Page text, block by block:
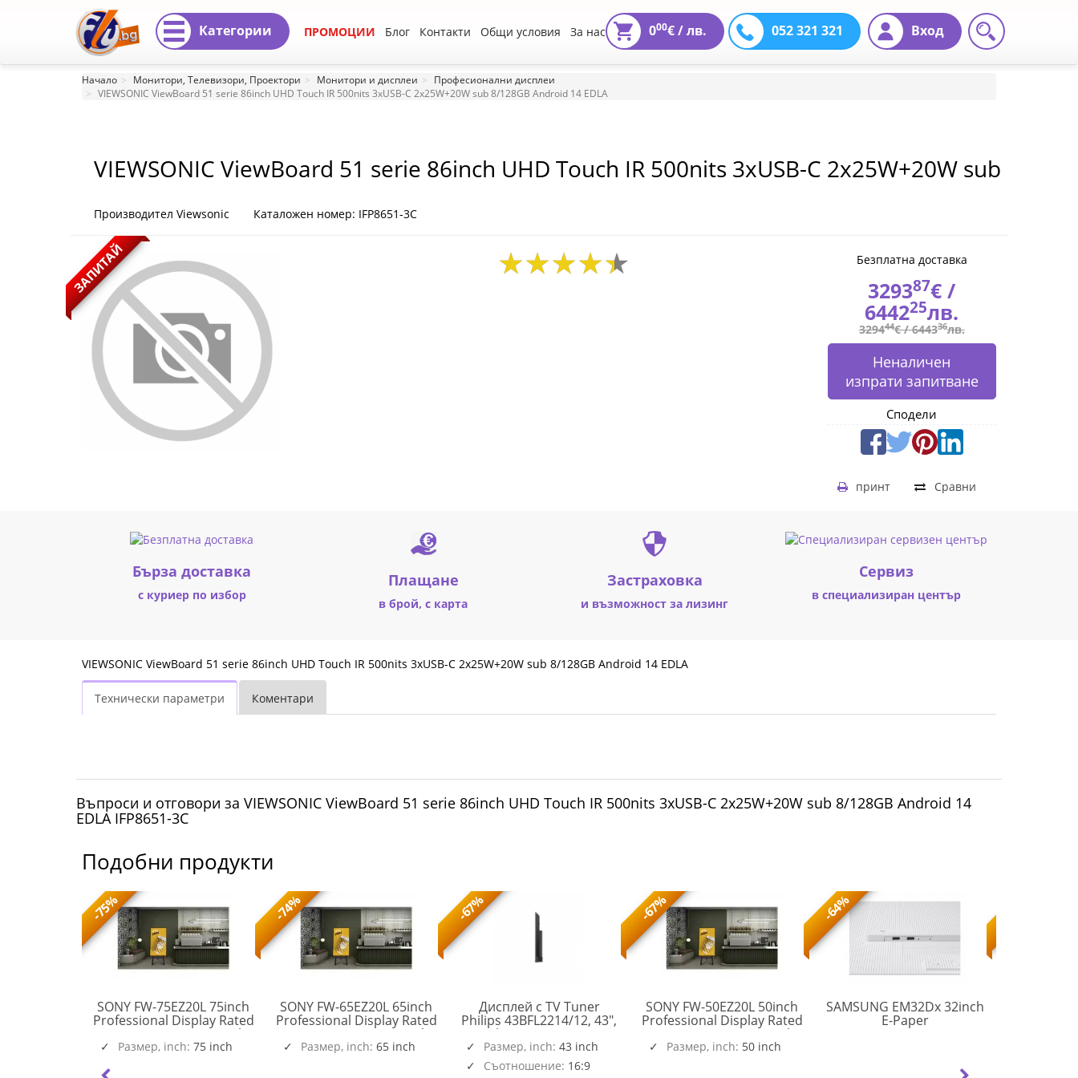
VIEWSONIC
ViewBoard
serie
UHD
Touch
IR
500nits
3xUSB-
2x25W+20W
EDLA
IFP8651-
|
Fly.bg
Категории ПРОМОЦИИ Блог Контакти Общи условия За нас Вход
052 321 321
000€ /лв.
Начало Монитори, Телевизори, Проектори Монитори и дисплеи
Професионални дисплеи
VIEWSONIC ViewBoard 51 serie 86inch UHD Touch IR 500nits 3xUSB-C 2x25W+20W sub 8/128GB Android 14 EDLA
VIEWSONIC ViewBoard 51 serie 86inch UHD Touch IR 500nits 3xUSB-C 2x25W+20W sub
Производител Viewsonic Каталожен номер: IFP8651-3C
ЗАПИТАЙ Безплатна доставка
329387€ /
644225лв.
329444€ /644336лв.
Неналичен
изпрати запитване
Сподели
Сравни
принт
Бърза доставка
с куриер по избор
Плащане
в брой, с карта
Застраховка
и възможност за лизинг
Cервиз
в специализиран център
VIEWSONIC ViewBoard 51 serie 86inch UHD Touch IR 500nits 3xUSB-C 2x25W+20W sub 8/128GB Android 14 EDLA
Технически параметри Коментари
Въпроси и отговори за VIEWSONIC ViewBoard 51 serie 86inch UHD Touch IR 500nits 3xUSB-C 2x25W+20W sub 8/128GB Android 14
EDLA IFP8651-3C
Подобни продукти
LH75QMCEBGCXEN
-75%
SONY FW-75EZ20L 75inch
Professional Display Rated
For 16/7 Operation With
Essential Professional
Размер, inch: 75 inch
-74%
SONY FW-65EZ20L 65inch
Professional Display Rated
For 16/7 Operation With
Essential Professional
Размер, inch: 65 inch
-67%
Дисплей с TV Tuner
Philips 43BFL2214/12, 43",
4K Ultra HD LED, 3840 x
2160, 350cd/m2, 1200:1,
16/7, Speakers, Android TV
Размер, inch: 43 inch
Съотношение: 16:9
-67%
SONY FW-50EZ20L 50inch
Professional Display Rated
For 16/7 Operation With
Essential Professional
Размер, inch: 50 inch
-64%
SAMSUNG EM32Dx 32inch
E-PaperLH32EMDIBGBXEN